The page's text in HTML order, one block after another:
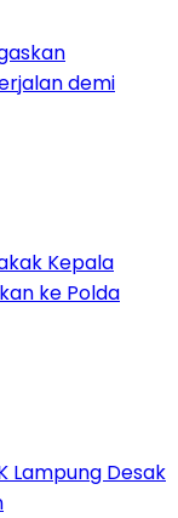
demi
Kepala
ke Polda
Lampung Desak